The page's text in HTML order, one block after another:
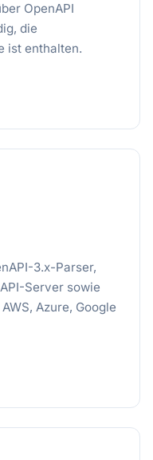
OpenAPI
die
ist enthalten.
3.x-Parser,
Server sowie
Azure, Google